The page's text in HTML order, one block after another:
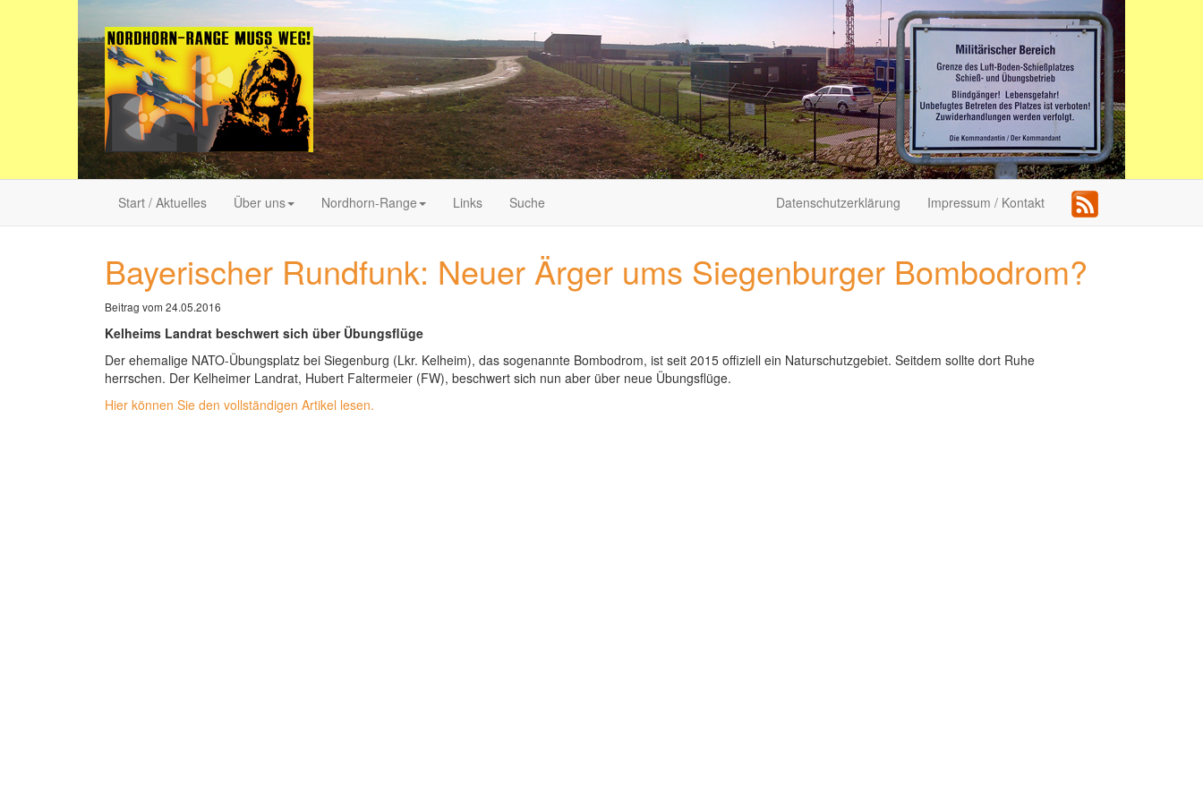
Start / Aktuelles Über uns Nordhorn-Range Links Suche Datenschutzerklärung Impressum / Kontakt
Bayerischer Rundfunk: Neuer Ärger ums Siegenburger Bombodrom?
Beitrag vom 24.05.2016
Kelheims Landrat beschwert sich über Übungsflüge
Der ehemalige NATO-Übungsplatz bei Siegenburg (Lkr. Kelheim), das sogenannte Bombodrom, ist seit 2015 offiziell ein Naturschutzgebiet. Seitdem sollte dort Ruhe
herrschen. Der Kelheimer Landrat, Hubert Faltermeier (FW), beschwert sich nun aber über neue Übungsflüge.
Hier können Sie den vollständigen Artikel lesen.